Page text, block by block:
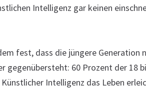
Intelligenz gar keinen
fest, dass die jüngere Generation
gegenübersteht: 60 Prozent der 18
Intelligenz das Leben